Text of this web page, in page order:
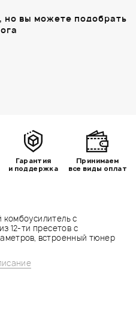
с
12-ти пресетов с
встроенный тюнер
но вы можете подобрать
Гарантия
и поддержка
Принимаем
все виды оплат